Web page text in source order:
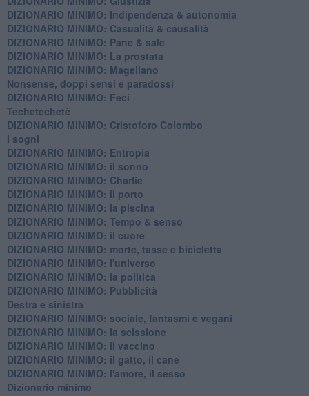
DIZIONARIO MINIMO: ​Indipendenza & autonomia
DIZIONARIO MINIMO: ​Casualità & causalità
​DIZIONARIO MINIMO: Pane & sale
DIZIONARIO MINIMO: La prostata
​DIZIONARIO MINIMO: Magellano
Nonsense, doppi sensi e paradossi
DIZIONARIO MINIMO: Feci
Techetechetè
DIZIONARIO MINIMO: Cristoforo Colombo
I sogni
DIZIONARIO MINIMO: Entropia
DIZIONARIO MINIMO: il sonno
DIZIONARIO MINIMO: Charlie
DIZIONARIO MINIMO: il porto
DIZIONARIO MINIMO: la piscina
DIZIONARIO MINIMO: Tempo & senso
DIZIONARIO MINIMO: il cuore
DIZIONARIO MINIMO: morte, tasse e bicicletta
DIZIONARIO MINIMO: l'universo
DIZIONARIO MINIMO: la politica
DIZIONARIO MINIMO: Pubblicità
Destra e sinistra
DIZIONARIO MINIMO: sociale, fantasmi e vegani
DIZIONARIO MINIMO: la scissione
DIZIONARIO MINIMO: il vaccino
DIZIONARIO MINIMO: il gatto, il cane
DIZIONARIO MINIMO: l'amore, il sesso
Dizionario minimo